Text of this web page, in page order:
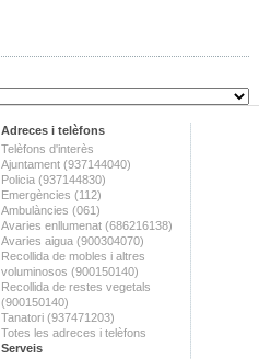
Adreces i telèfons
Telèfons d'interès
Ajuntament (937144040)
Policia (937144830)
Emergències (112)
Ambulàncies (061)
Avaries enllumenat (686216138)
Avaries aigua (900304070)
Recollida de mobles i altres
voluminosos (900150140)
Recollida de restes vegetals
(900150140)
Tanatori (937471203)
Totes les adreces i telèfons
Serveis